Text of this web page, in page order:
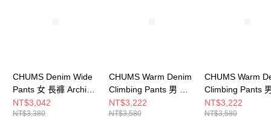
CHUMS Denim Wide
Pants 女 長褲 Archive
CH181385Z401
NT$3,042
NT$3,380
CHUMS Warm Denim
Climbing Pants 男 牛
仔褲 Indigo
CH031407N030
NT$3,222
NT$3,580
CHUMS Warm
Climbing Pants
仔褲 LiveHouse
CH031407Z380
NT$3,222
NT$3,580